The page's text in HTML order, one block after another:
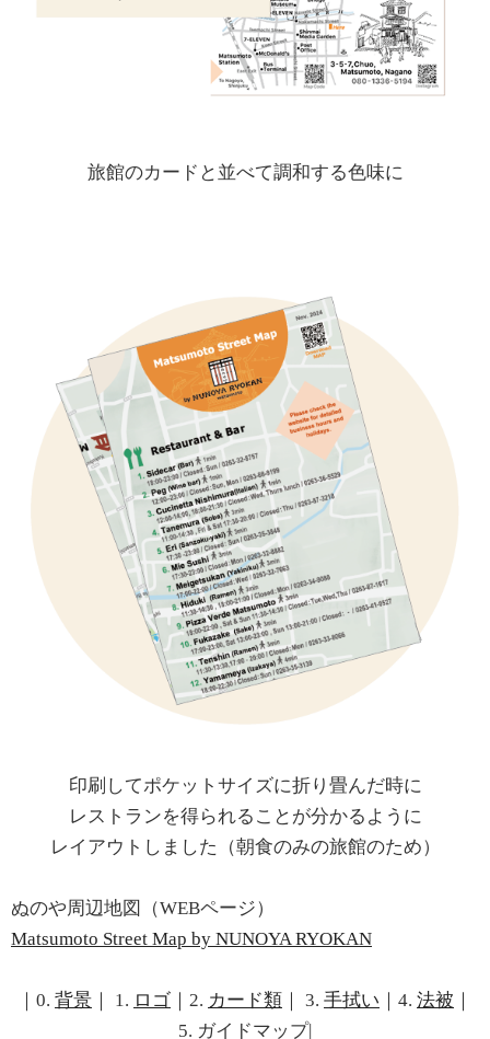
旅館のカードと並べて調和する色味に
印刷してポケットサイズに折り畳んだ時に
レストランを得られることが分かるように
レイアウトしました（朝食のみの旅館のため）
ぬのや周辺地図（WEBページ）
Matsumoto Street Map by NUNOYA RYOKAN
｜0. 背景 ｜ 1. ロゴ ｜2. カード類 ｜ 3. 手拭い ｜4. 法被 ｜
5. ガイドマップ|